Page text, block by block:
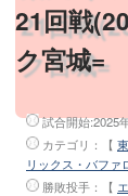
21回戦
ク宮城=
試合開始:2025
カテゴリ：【
リックス・バファ
勝敗投手 ：【